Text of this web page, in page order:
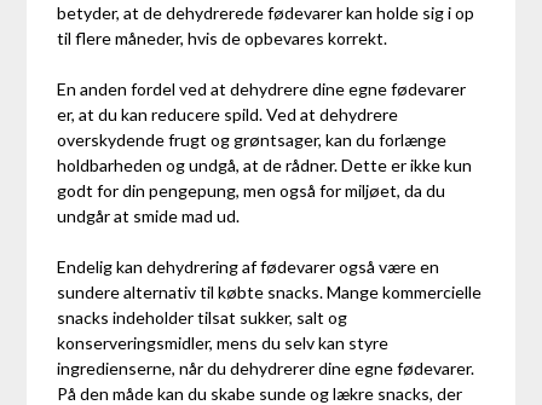
betyder, at de dehydrerede fødevarer kan holde sig i op
til flere måneder, hvis de opbevares korrekt.
En anden fordel ved at dehydrere dine egne fødevarer
er, at du kan reducere spild. Ved at dehydrere
overskydende frugt og grøntsager, kan du forlænge
holdbarheden og undgå, at de rådner. Dette er ikke kun
godt for din pengepung, men også for miljøet, da du
undgår at smide mad ud.
Endelig kan dehydrering af fødevarer også være en
sundere alternativ til købte snacks. Mange kommercielle
snacks indeholder tilsat sukker, salt og
konserveringsmidler, mens du selv kan styre
ingredienserne, når du dehydrerer dine egne fødevarer.
På den måde kan du skabe sunde og lækre snacks, der